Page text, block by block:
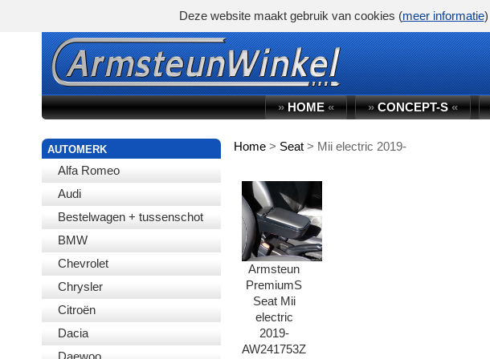
»HOME« »CONCEPT-S«
AUTOMERK
Alfa Romeo
Audi
Bestelwagen + tussenschot
BMW
Chevrolet
Chrysler
Citroën
Dacia
Daewoo
Home> Seat> Mii electric 2019-
Armsteun
PremiumS
Seat Mii
electric
2019-
AW241753Z
WINKELWAGEN
Deze website maakt gebruik van cookies (meer informatie)